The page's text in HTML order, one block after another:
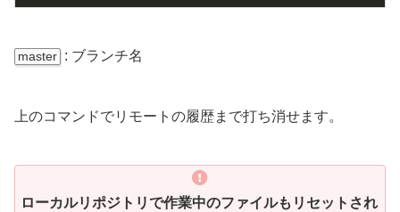
master : ブランチ名
上のコマンドでリモートの履歴まで打ち消せます。
ローカルリポジトリで作業中のファイルもリセットされ